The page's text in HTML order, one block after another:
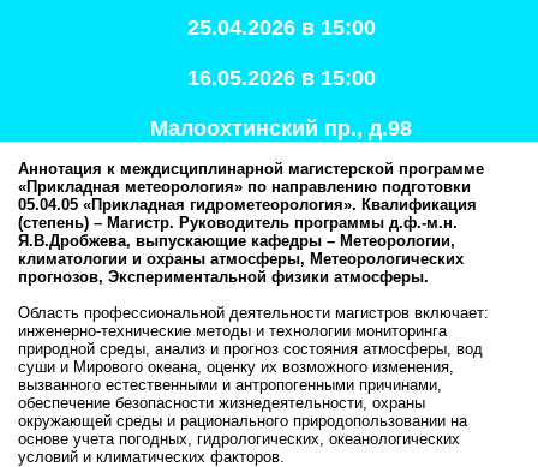
Аннотация к междисциплинарной магистерской программе
«Прикладная метеорология» по направлению подготовки
05.04.05 «Прикладная гидрометеорология». Квалификация
(степень) – Магистр. Руководитель программы д.ф.-м.н.
Я.В.Дробжева, выпускающие кафедры – Метеорологии,
климатологии и охраны атмосферы, Метеорологических
прогнозов, Экспериментальной физики атмосферы.
Область профессиональной деятельности магистров включает:
инженерно-технические методы и технологии мониторинга
природной среды, анализ и прогноз состояния атмосферы, вод
суши и Мирового океана, оценку их возможного изменения,
вызванного естественными и антропогенными причинами,
обеспечение безопасности жизнедеятельности, охраны
окружающей среды и рационального природопользовании на
основе учета погодных, гидрологических, океанологических
условий и климатических факторов.
25.04.2026 в 15:00
16.05.2026 в 15:00
Малоохтинский пр., д.98